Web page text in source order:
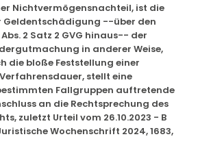
Nichtvermögensnachteil, ist die
Geldentschädigung --über den
2 Satz 2 GVG hinaus-- der
in anderer Weise,
die bloße Feststellung einer
stellt eine
Fallgruppen auftretende
an die Rechtsprechung des
zuletzt Urteil vom 26.10.2023 - B
Juristische Wochenschrift 2024, 1683,